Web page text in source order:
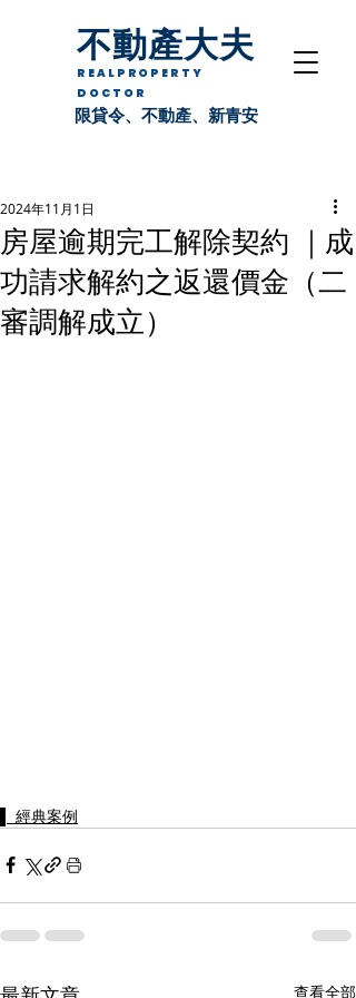
不動產大夫
REALPROPERTY
DOCTOR
限貸令、不動產、新青安
房屋逾期完工解除契約 ｜成
功請求解約之返還價金（二
審調解成立）
2024年11月1日
▌ 經典案例
查看全部